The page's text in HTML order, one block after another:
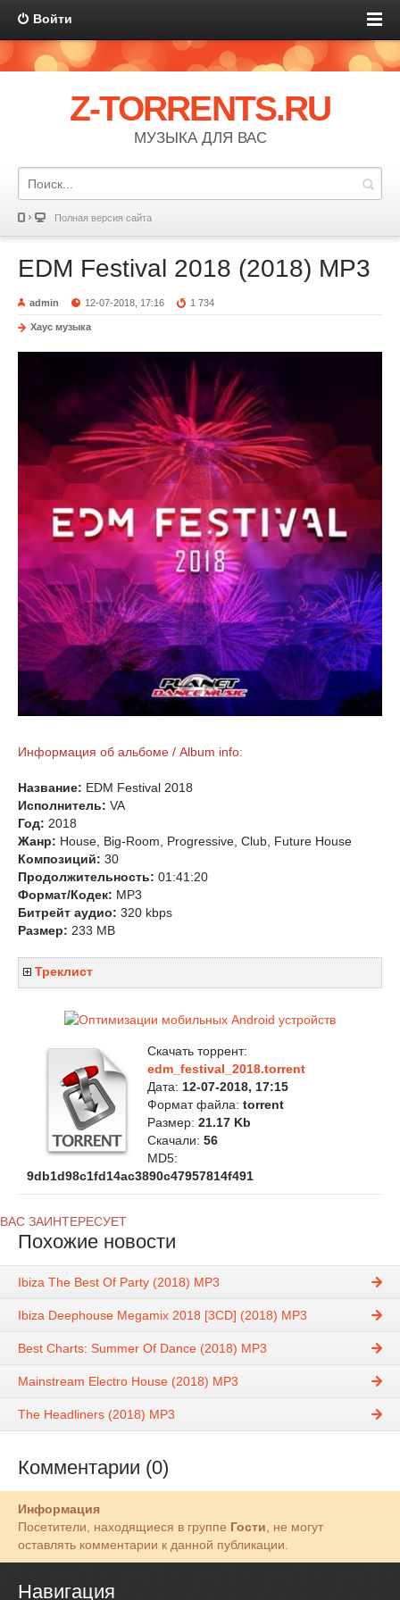
Войти
Z-TORRENTS.RU
МУЗЫКА ДЛЯ ВАС
Полная версия сайта
EDM Festival 2018 (2018) MP3
admin 12-07-2018, 17:16 1 734
Хаус музыка
Информация об альбоме / Album info:
Название: EDM Festival 2018
Исполнитель: VA
Год: 2018
Жанр: House, Big-Room, Progressive, Club, Future House
Композиций: 30
Продолжительность: 01:41:20
Формат/Кодек: MP3
Битрейт аудио: 320 kbps
Размер: 233 MB
Треклист
Скачать торрент:
edm_festival_2018.torrent
Дата: 12-07-2018, 17:15
Формат файла: torrent
Размер: 21.17 Kb
Скачали: 56
MD5:
9db1d98c1fd14ac3890c47957814f491
ВАС ЗАИНТЕРЕСУЕТ
Похожие новости
Ibiza The Best Of Party (2018) MP3
Ibiza Deephouse Megamix 2018 [3CD] (2018) MP3
Best Charts: Summer Of Dance (2018) MP3
Mainstream Electro House (2018) MP3
The Headliners (2018) MP3
Комментарии (0)
Информация
Посетители, находящиеся в группе Гости, не могут
оставлять комментарии к данной публикации.
Навигация